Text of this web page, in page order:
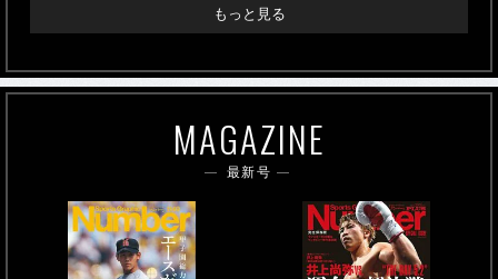
もっと見る
MAGAZINE
最新号